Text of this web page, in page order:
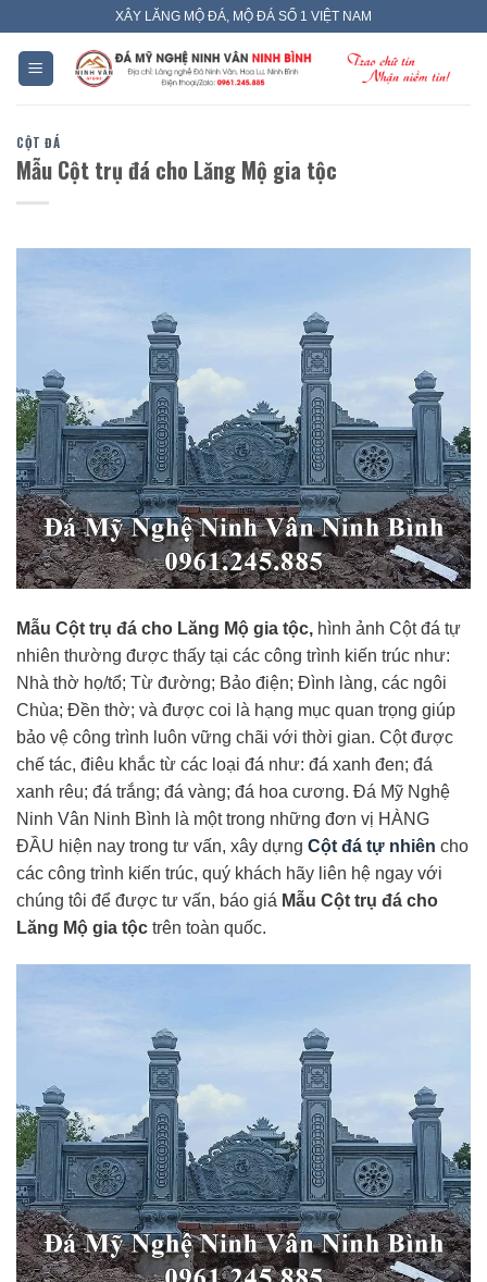
content
XÂY LĂNG MỘ ĐÁ, MỘ ĐÁ SỐ 1 VIỆT NAM
CỘT ĐÁ
Mẫu Cột trụ đá cho Lăng Mộ gia tộc
Mẫu Cột trụ đá cho Lăng Mộ gia tộc, hình ảnh Cột đá tự
nhiên thường được thấy tại các công trình kiến trúc như:
Nhà thờ họ/tổ; Từ đường; Bảo điện; Đình làng, các ngôi
Chùa; Đền thờ; và được coi là hạng mục quan trọng giúp
bảo vệ công trình luôn vững chãi với thời gian. Cột được
chế tác, điêu khắc từ các loại đá như: đá xanh đen; đá
xanh rêu; đá trắng; đá vàng; đá hoa cương. Đá Mỹ Nghệ
Ninh Vân Ninh Bình là một trong những đơn vị HÀNG
ĐẦU hiện nay trong tư vấn, xây dựng Cột đá tự nhiên cho
các công trình kiến trúc, quý khách hãy liên hệ ngay với
chúng tôi để được tư vấn, báo giá Mẫu Cột trụ đá cho
Lăng Mộ gia tộc trên toàn quốc.